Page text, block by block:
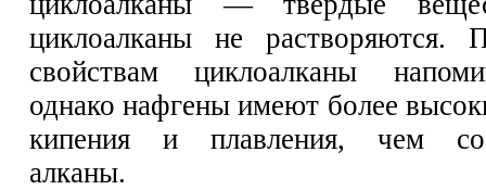
циклоалканы не растворяются.
свойствам циклоалканы
однако нафгены имеют более
кипения и плавления, чем
алканы.